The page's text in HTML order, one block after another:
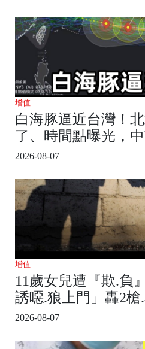
增值
白海豚逼近台灣！
了、時間點曝光，
2026-08-07
增值
11歲女兒遭『欺.負
誘噁.狼上門」轟2槍
2026-08-07